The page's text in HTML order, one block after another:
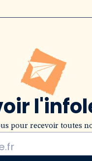
pour recevoir toutes